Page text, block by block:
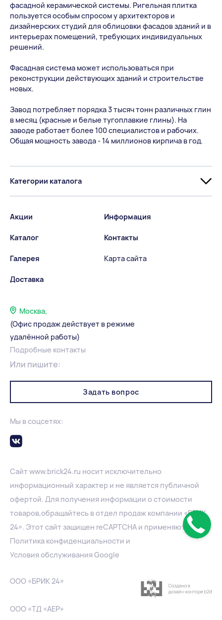
фасадной керамической системы. Ригельная плитка
пользуется особым спросом у архитекторов и
дизайнерских студий для облицовки фасадов зданий и в
интерьерах помещений, требующих индивидуальных
решений.
Фасадная система может использоваться при
реконструкции действующих зданий и строительстве
новых.
Завод потребляет порядка 3 тысяч тонн различных глин
в месяц (красные и белые тугоплавкие глины). На
заводе работает более 100 специалистов и рабочих.
Общая мощность завода - 14 миллионов кирпича в год.
Категории каталога
Акции
Каталог
Галерея
Доставка
Информация
Контакты
Карта сайта
Москва,
(Офис продаж действует в режиме
удалённой работы)
Подробные контакты
Или пишите:
Задать вопрос
Мы в соцсетях:
Сайт www.brick24.ru носит исключительно
информационный характер и не является публичной
офертой. Для получения информации о стоимости
товаров,обращайтесь в отдел продаж компании «БРИК
24». Этот сайт защищен reCAPTCHA и применяются
Политика конфиденциальности и
Условия обслуживания Google
ООО «БРИК 24»
ООО «ТД «АЕР»